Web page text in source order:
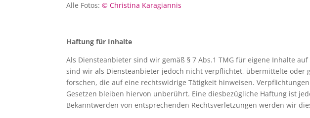
Alle Fotos:© Christina Karagiannis
Haftung für Inhalte
Als Diensteanbieter sind wir gemäß § 7 Abs.1 TMG für eigene Inhalte
sind wir als Diensteanbieter jedoch nicht verpflichtet, übermittelte
forschen, die auf eine rechtswidrige Tätigkeit hinweisen.
Gesetzen bleiben hiervon unberührt. Eine diesbezügliche Haftung ist
Bekanntwerden von entsprechenden Rechtsverletzungen werden wir